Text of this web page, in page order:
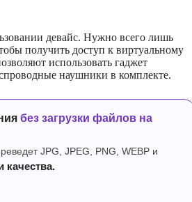
девайс. Нужно всего лишь
получить доступ к виртуальному
использовать гаджет
наушники в комплекте.
без загрузки файлов на
JPG, JPEG, PNG, WEBP и
качества.